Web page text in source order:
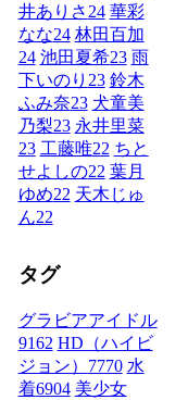
井ありさ24 華彩
なな24 林田百加
24 池田夏希23 雨
下いのり 23 鈴木
ふみ奈23 犬童美
乃梨23 永井里菜
23 工藤唯22 ちと
せよしの22 葉月
ゆめ22 天木じゅ
ん22
タグ
グラビアアイドル
9162 HD（ハイビ
ジョン） 7770 水
着6904 美少女